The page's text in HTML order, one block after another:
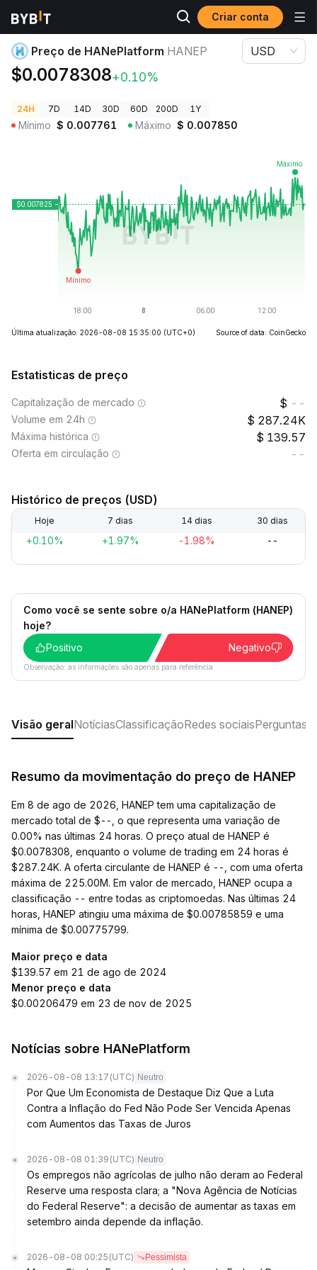
Criar conta
Preços de Criptomoedas Preço de HANePlatform HANEP
Preço de HANePlatform HANEP
$0.0078308+0.10%
USD
24H 7D 14D 30D 60D 200D 1Y
Mínimo $ 0.007761 Máximo $ 0.007850
Última atualização: 2026-08-08 15:35:00 (UTC+0) Source of data: CoinGecko
Estatisticas de preço
Capitalização de mercado --
Volume em 24h 287.24K
Máxima histórica 139.57
Oferta em circulação --
Histórico de preços (USD)
Hoje 7 dias 14 dias 30 dias
+0.10% +1.97% -1.98% --
Como você se sente sobre o/a HANePlatform (HANEP)
hoje?
Positivo
Negativo
Observação: as informações são apenas para referência.
Visão geralNotíciasClassificaçãoRedes sociaisPerguntas
Resumo da movimentação do preço de HANEP
Em 8 de ago de 2026, HANEP tem uma capitalização de
mercado total de $--, o que representa uma variação de
0.00% nas últimas 24 horas. O preço atual de HANEP é
$0.0078308, enquanto o volume de trading em 24 horas é
$287.24K. A oferta circulante de HANEP é --, com uma oferta
máxima de 225.00M. Em valor de mercado, HANEP ocupa a
classificação -- entre todas as criptomoedas. Nas últimas 24
horas, HANEP atingiu uma máxima de $0.00785859 e uma
mínima de $0.00775799.
Maior preço e data
$139.57 em 21 de ago de 2024
Menor preço e data
$0.00206479 em 23 de nov de 2025
Notícias sobre HANePlatform
2026-08-08 13:17 (UTC) Neutro
Por Que Um Economista de Destaque Diz Que a Luta
Contra a Inflação do Fed Não Pode Ser Vencida Apenas
com Aumentos das Taxas de Juros
2026-08-08 01:39 (UTC) Neutro
Os empregos não agrícolas de julho não deram ao Federal
Reserve uma resposta clara; a "Nova Agência de Notícias
do Federal Reserve": a decisão de aumentar as taxas em
setembro ainda depende da inflação.
2026-08-08 00:25 (UTC) Pessimista